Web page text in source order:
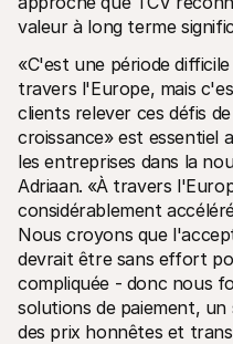
valeur à long terme
«C'est une période
travers l'Europe, mais
clients relever ces défis
croissance» est essentiel
les entreprises dans la
Adriaan. «À travers
considérablement
Nous croyons que
devrait être sans effort
compliquée - donc nous
solutions de paiement,
des prix honnêtes et